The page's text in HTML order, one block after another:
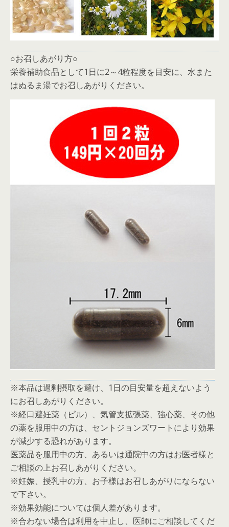
○お召しあがり方○
栄養補助食品として1日に2～4粒程度を目安に、水また
はぬるま湯でお召しあがりください。
※本品は過剰摂取を避け、1日の目安量を超えないよう
にお召しあがりください。
※経口避妊薬（ピル）、気管支拡張薬、強心薬、その他
の薬を服用中の方は、セントジョンズワートにより効果
が減少する恐れがあります。
医薬品を服用中の方、あるいは通院中の方はお医者様と
ご相談の上お召しあがりください。
※妊娠、授乳中の方、お子様はお召しあがりにならない
で下さい。
※効果効能については個人差があります。
※合わない場合は利用を中止し、医師にご相談してくだ